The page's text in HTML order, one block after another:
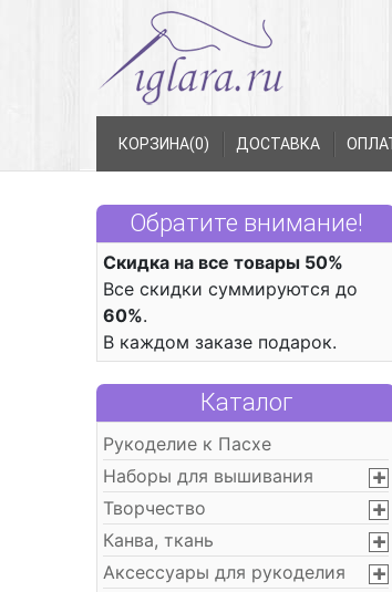
КОРЗИНА(0) ДОСТАВКА
Обратите внимание!
Скидка на все товары 50%
Все скидки суммируются до
60%.
В каждом заказе подарок.
Каталог
Рукоделие к Пасхе
Наборы для вышивания
Творчество
Канва, ткань
Аксессуары для рукоделия